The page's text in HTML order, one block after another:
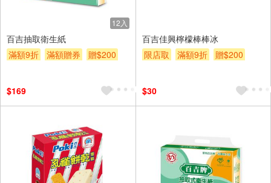
12入
百吉抽取衛生紙
滿額9折
滿額贈券 贈$200
$169
百吉佳興檸檬棒棒冰
限店取
滿額9折 贈$200
$30